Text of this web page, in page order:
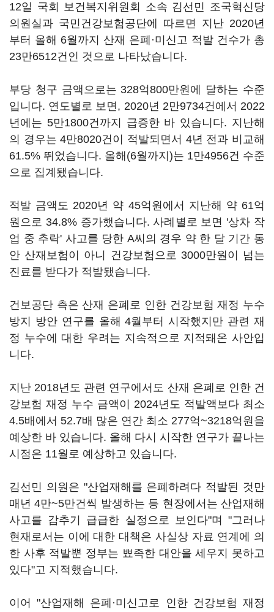
12일 국회 보건복지위원회 소속 김선민 조국혁신당
의원실과 국민건강보험공단에 따르면 지난 2020년
부터 올해 6월까지 산재 은폐·미신고 적발 건수가 총
23만6512건인 것으로 나타났습니다.
부당 청구 금액으로는 328억800만원에 달하는 수준
입니다. 연도별로 보면, 2020년 2만9734건에서 2022
년에는 5만1800건까지 급증한 바 있습니다. 지난해
의 경우는 4만8020건이 적발되면서 4년 전과 비교해
61.5% 뛰었습니다. 올해(6월까지)는 1만4956건 수준
으로 집계됐습니다.
적발 금액도 2020년 약 45억원에서 지난해 약 61억
원으로 34.8% 증가했습니다. 사례별로 보면 '상차 작
업 중 추락' 사고를 당한 A씨의 경우 약 한 달 기간 동
안 산재보험이 아니 건강보험으로 3000만원이 넘는
진료를 받다가 적발됐습니다.
건보공단 측은 산재 은폐로 인한 건강보험 재정 누수
방지 방안 연구를 올해 4월부터 시작했지만 관련 재
정 누수에 대한 우려는 지속적으로 지적돼온 사안입
니다.
지난 2018년도 관련 연구에서도 산재 은폐로 인한 건
강보험 재정 누수 금액이 2024년도 적발액보다 최소
4.5배에서 52.7배 많은 연간 최소 277억~3218억원을
예상한 바 있습니다. 올해 다시 시작한 연구가 끝나는
시점은 11월로 예상하고 있습니다.
김선민 의원은 "산업재해를 은폐하려다 적발된 것만
매년 4만~5만건씩 발생하는 등 현장에서는 산업재해
사고를 감추기 급급한 실정으로 보인다"며 "그러나
현재로서는 이에 대한 대책은 사실상 자료 연계에 의
한 사후 적발뿐 정부는 뾰족한 대안을 세우지 못하고
있다"고 지적했습니다.
이어 "산업재해 은폐·미신고로 인한 건강보험 재정